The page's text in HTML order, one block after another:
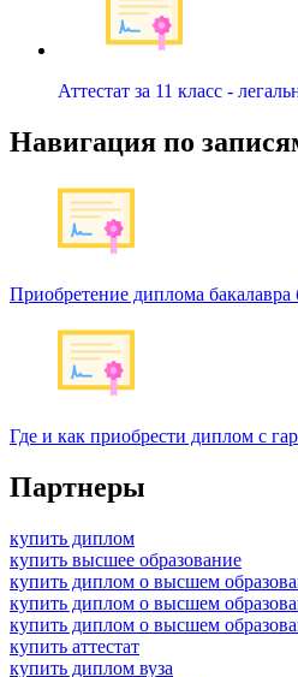
Аттестат за 11 класс -
Навигация по
Приобретение диплома
Где и как приобрести диплом с
Партнеры
купить диплом
купить высшее образование
купить диплом о высшем
купить диплом о высшем
купить диплом о высшем
купить аттестат
купить диплом вуза